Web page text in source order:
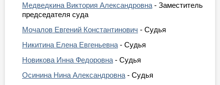
Медведкина Виктория Александровна - Заместитель
председателя суда
Мочалов Евгений Константинович - Судья
Никитина Елена Евгеньевна - Судья
Новикова Инна Федоровна - Судья
Осинина Нина Александровна - Судья